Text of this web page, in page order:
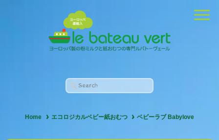
Home エコロジカルベビー紙おむつ ベビーラブ Babylove